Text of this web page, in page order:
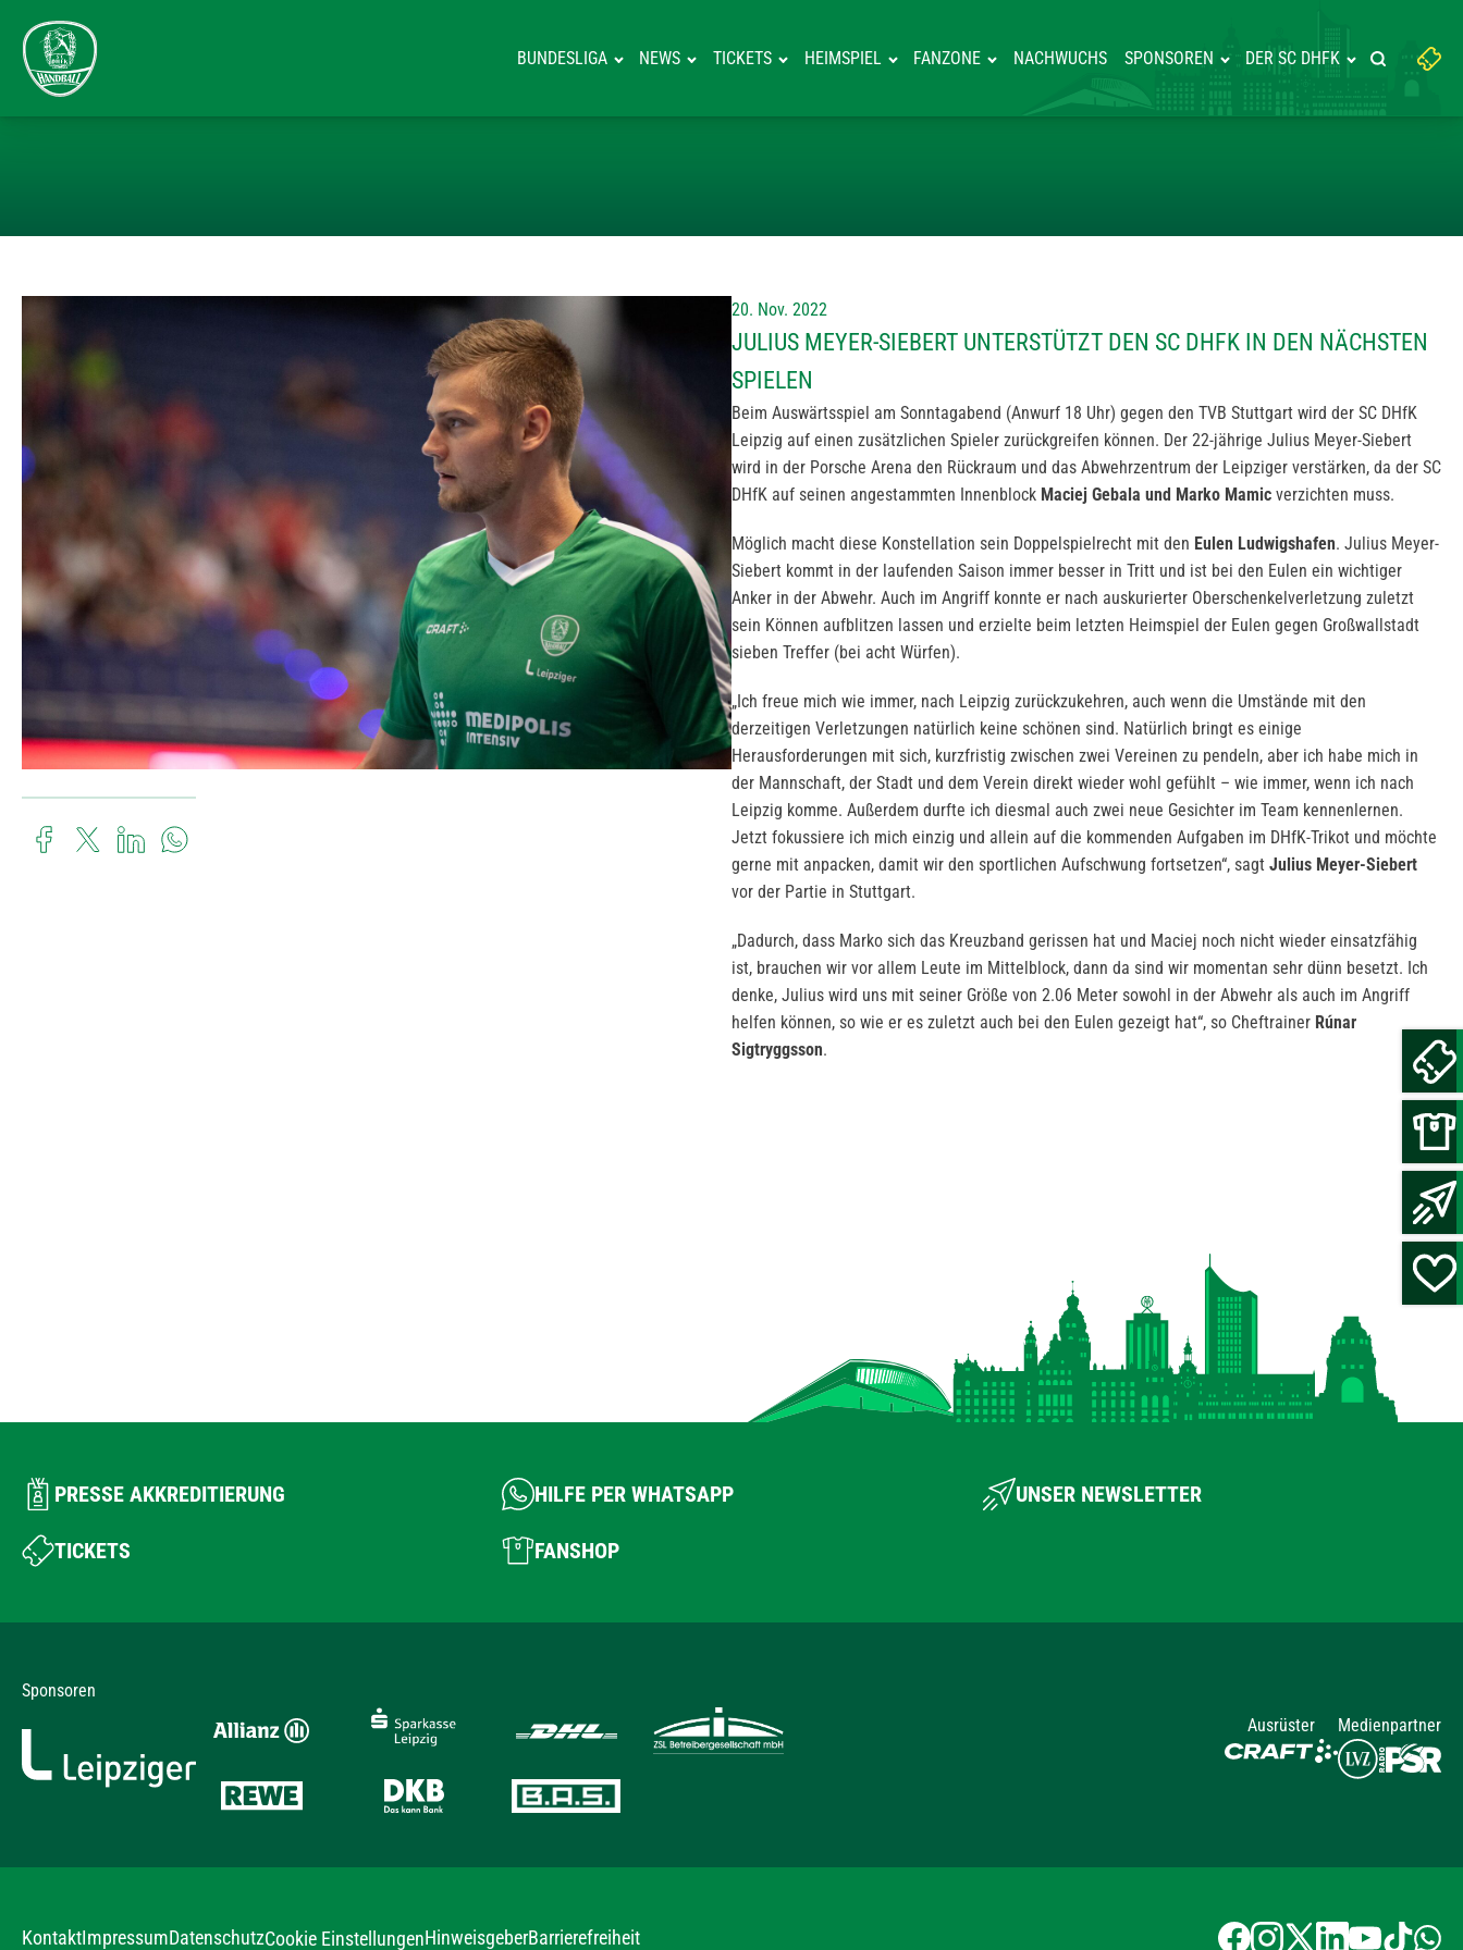
BUNDESLIGA NEWS TICKETS HEIMSPIEL FANZONE NACHWUCHS SPONSOREN DER SC DHFK
Suchbegriff
eingeben:
Suche
20. Nov. 2022
JULIUS MEYER-SIEBERT UNTERSTÜTZT DEN SC DHFK IN DEN NÄCHSTEN
SPIELEN
Beim Auswärtsspiel am Sonntagabend (Anwurf 18 Uhr) gegen den TVB Stuttgart wird der SC DHfK
Leipzig auf einen zusätzlichen Spieler zurückgreifen können. Der 22-jährige Julius Meyer-Siebert
wird in der Porsche Arena den Rückraum und das Abwehrzentrum der Leipziger verstärken, da der SC
DHfK auf seinen angestammten Innenblock Maciej Gebala und Marko Mamic verzichten muss.
Möglich macht diese Konstellation sein Doppelspielrecht mit den Eulen Ludwigshafen. Julius Meyer-
Siebert kommt in der laufenden Saison immer besser in Tritt und ist bei den Eulen ein wichtiger
Anker in der Abwehr. Auch im Angriff konnte er nach auskurierter Oberschenkelverletzung zuletzt
sein Können aufblitzen lassen und erzielte beim letzten Heimspiel der Eulen gegen Großwallstadt
sieben Treffer (bei acht Würfen).
„Ich freue mich wie immer, nach Leipzig zurückzukehren, auch wenn die Umstände mit den
derzeitigen Verletzungen natürlich keine schönen sind. Natürlich bringt es einige
Herausforderungen mit sich, kurzfristig zwischen zwei Vereinen zu pendeln, aber ich habe mich in
der Mannschaft, der Stadt und dem Verein direkt wieder wohl gefühlt – wie immer, wenn ich nach
Leipzig komme. Außerdem durfte ich diesmal auch zwei neue Gesichter im Team kennenlernen.
Jetzt fokussiere ich mich einzig und allein auf die kommenden Aufgaben im DHfK-Trikot und möchte
gerne mit anpacken, damit wir den sportlichen Aufschwung fortsetzen“, sagt Julius Meyer-Siebert
vor der Partie in Stuttgart.
„Dadurch, dass Marko sich das Kreuzband gerissen hat und Maciej noch nicht wieder einsatzfähig
ist, brauchen wir vor allem Leute im Mittelblock, dann da sind wir momentan sehr dünn besetzt. Ich
denke, Julius wird uns mit seiner Größe von 2.06 Meter sowohl in der Abwehr als auch im Angriff
helfen können, so wie er es zuletzt auch bei den Eulen gezeigt hat“, so Cheftrainer Rúnar
Sigtryggsson.
PRESSE AKKREDITIERUNG HILFE PER WHATSAPP UNSER NEWSLETTER
TICKETS FANSHOP
Sponsoren
Ausrüster
Medienpartner
KontaktImpressumDatenschutzCookie EinstellungenHinweisgeberBarrierefreiheit